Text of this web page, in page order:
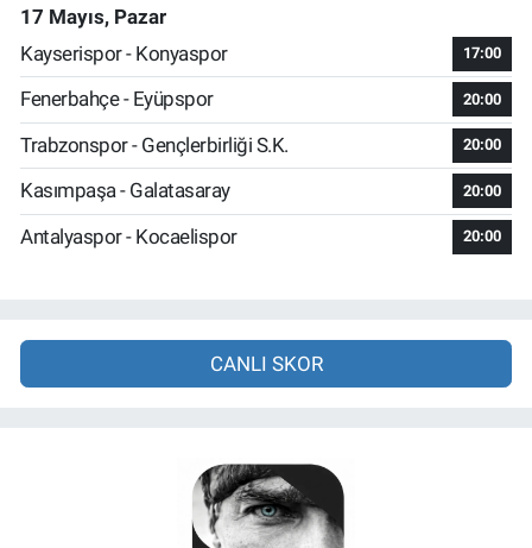
17 Mayıs, Pazar
Kayserispor - Konyaspor
17:00
Fenerbahçe - Eyüpspor 20:00
Trabzonspor - Gençlerbirliği S.K. 20:00
Kasımpaşa - Galatasaray 20:00
Antalyaspor - Kocaelispor 20:00
CANLI SKOR